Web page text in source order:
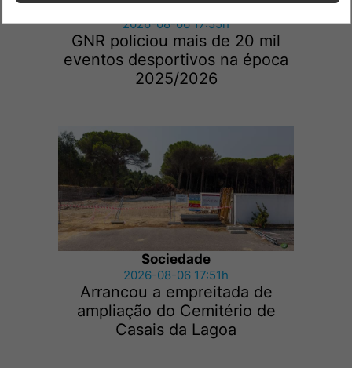
Sociedade
2026-08-06 17:55h
GNR policiou mais de 20 mil
eventos desportivos na época
2025/2026
Sociedade
2026-08-06 17:51h
Arrancou a empreitada de
ampliação do Cemitério de
Casais da Lagoa